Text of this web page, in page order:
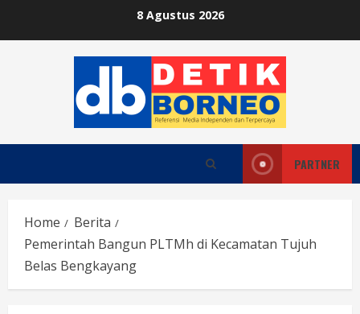
8 Agustus 2026
PARTNER
Home
Berita
Pemerintah Bangun PLTMh di Kecamatan Tujuh
Belas Bengkayang